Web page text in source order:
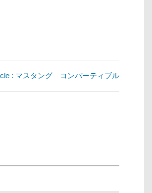
: マスタング コンバーティブル